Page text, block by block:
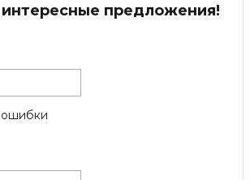
предложения!
ошибки